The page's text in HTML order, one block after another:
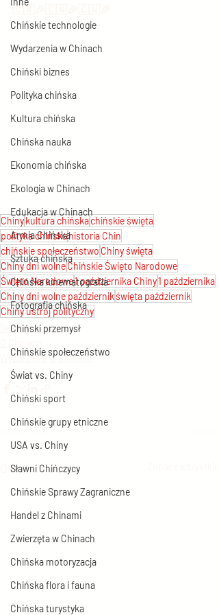
Chińskie technologie
Wydarzenia w Chinach
Chiński biznes
Polityka chińska
Kultura chińska
Chińska nauka
Ekonomia chińska
Ekologia w Chinach
Edukacja w Chinach
Armia Chińska
Sztuka chińska
Chińska kinematografia
Fotografia chińska
Chiński przemysł
Chińskie społeczeństwo
Świat vs. Chiny
Chiński sport
Chińskie grupy etniczne
USA vs. Chiny
Sławni Chińczycy
Chińskie Sprawy Zagraniczne
Handel z Chinami
Zwierzęta w Chinach
Chińska motoryzacja
Chińska flora i fauna
Chińska turystyka
🇨🇳🎉🇨🇳🎉🇨🇳🎉
Chinykultura chińskachińskie święta
polityka chińskahistoria Chin
chińskie społeczeństwo Chiny święta
Chiny dni wolneChińskie Święto Narodowe
Święto Narodowe1 października Chiny1 października
Chiny dni wolne październikświęta październik
Chiny ustrój polityczny
Święta chińskie
Wydarzenia w Chinach
Ostatnie posty